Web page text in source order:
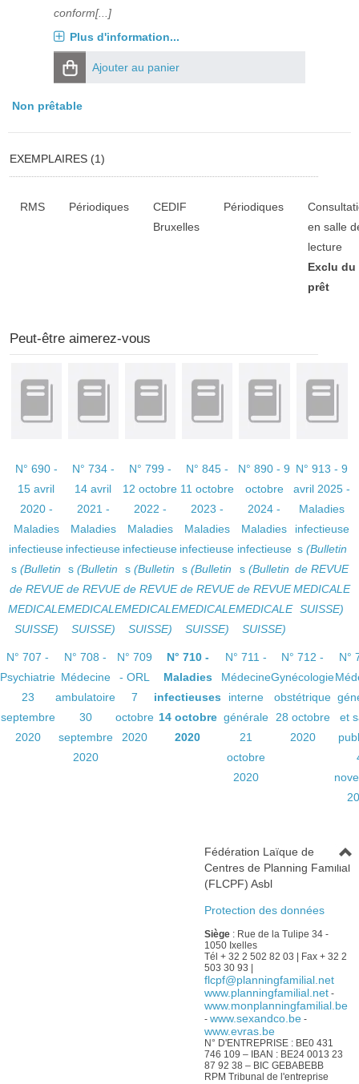
conform[...]
Plus d'information...
Ajouter au panier
Non prêtable
EXEMPLAIRES (1)
RMS
Périodiques
CEDIF
Bruxelles
Périodiques
en salle
lecture
Exclu du
prêt
Peut-être aimerez-vous
N° 690 -
15 avril
2020 -
Maladies
infectieuse
s (Bulletin
de REVUE
MEDICALE
SUISSE)
N° 734 -
14 avril
2021 -
Maladies
infectieuse
s (Bulletin
de REVUE
MEDICALE
SUISSE)
N° 799 -
12 octobre
2022 -
Maladies
infectieuse
s (Bulletin
de REVUE
MEDICALE
SUISSE)
N° 845 -
11 octobre
2023 -
Maladies
infectieuse
s (Bulletin
de REVUE
MEDICALE
SUISSE)
N° 890 - 9
octobre
2024 -
Maladies
infectieuse
s(Bulletin
de REVUE
MEDICALE
SUISSE)
N° 913 - 9
avril 2025 -
Maladies
infectieuse
s(Bulletin
de REVUE
MEDICALE
SUISSE)
N° 707 -
Psychiatrie
23
septembre
2020
N° 708 -
Médecine
ambulatoire
30
septembre
2020
N° 709
- ORL
7
octobre
2020
N° 710 -
Maladies
infectieuses
14 octobre
2020
N° 711 -
Médecine
interne
générale
21
octobre
2020
N° 712 -
Gynécologie
obstétrique
28 octobre
2020
N°
et
Fédération Laïque de
Centres de Planning Familial
(FLCPF) Asbl
Protection des données
Siège: Rue de la Tulipe 34 -
1050 Ixelles
Tél + 32 2 502 82 03 | Fax + 32 2
503 30 93 |
flcpf@planningfamilial.net
www.planningfamilial.net-
www.monplanningfamilial.be
- www.sexandco.be-
www.evras.be
N° D'ENTREPRISE : BE0 431
746 109 – IBAN : BE24 0013 23
87 92 38 – BIC GEBABEBB
RPM Tribunal de l'entreprise